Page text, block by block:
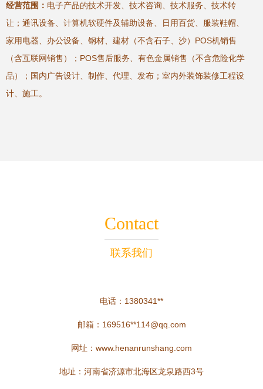
经营范围： 电子产品的技术开发、技术咨询、技术服务、技术转
让；通讯设备、计算机软硬件及辅助设备、日用百货、服装鞋帽、
家用电器、办公设备、钢材、建材（不含石子、沙）POS机销售
（含互联网销售）；POS售后服务、有色金属销售（不含危险化学
品）；国内广告设计、制作、代理、发布；室内外装饰装修工程设
计、施工。
Contact
联系我们
电话：1380341**
邮箱：169516**114@qq.com
网址： www.henanrunshang.com
地址：河南省济源市北海区龙泉路西3号